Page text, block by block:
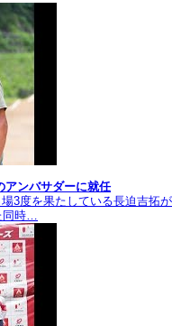
アンバサダーに就任
3度を果たしている長迫吉拓が
同時…